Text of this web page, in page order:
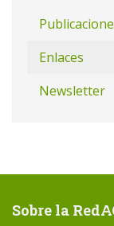
Enlaces
Newsletter
Sobre la